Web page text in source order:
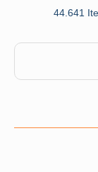
44.641